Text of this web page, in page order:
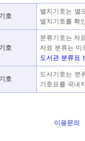
호
별치기호는 별
별치기호를 확
호
분류기호는 자
자료 분류는 미
도서관 분류표
호
도서기호는 분
기호표를 국내
이용문의